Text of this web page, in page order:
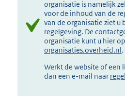
organisatie is namelijk
voor de inhoud van de
van de organisatie ziet u
regelgeving. De
organisatie kunt u hier
organisaties.overheid.nl.
Werkt de website of een
dan een e-mail naar